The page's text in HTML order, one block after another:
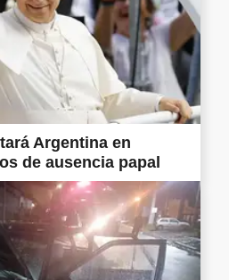
Argentina en
de ausencia papal